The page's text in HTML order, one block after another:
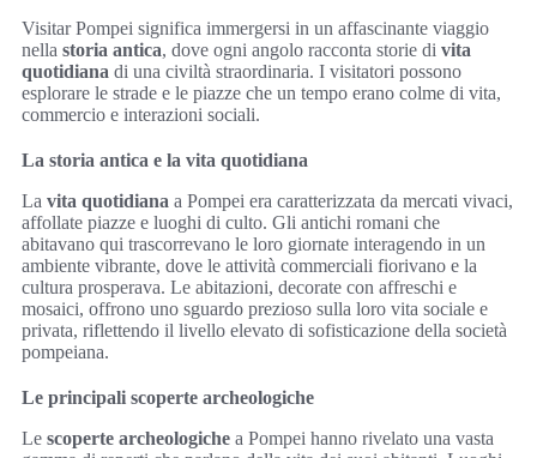
Visitar Pompei significa immergersi in un affascinante viaggio
nella storia antica, dove ogni angolo racconta storie di vita
quotidiana di una civiltà straordinaria. I visitatori possono
esplorare le strade e le piazze che un tempo erano colme di vita,
commercio e interazioni sociali.
La storia antica e la vita quotidiana
La vita quotidiana a Pompei era caratterizzata da mercati vivaci,
affollate piazze e luoghi di culto. Gli antichi romani che
abitavano qui trascorrevano le loro giornate interagendo in un
ambiente vibrante, dove le attività commerciali fiorivano e la
cultura prosperava. Le abitazioni, decorate con affreschi e
mosaici, offrono uno sguardo prezioso sulla loro vita sociale e
privata, riflettendo il livello elevato di sofisticazione della società
pompeiana.
Le principali scoperte archeologiche
Le scoperte archeologiche a Pompei hanno rivelato una vasta